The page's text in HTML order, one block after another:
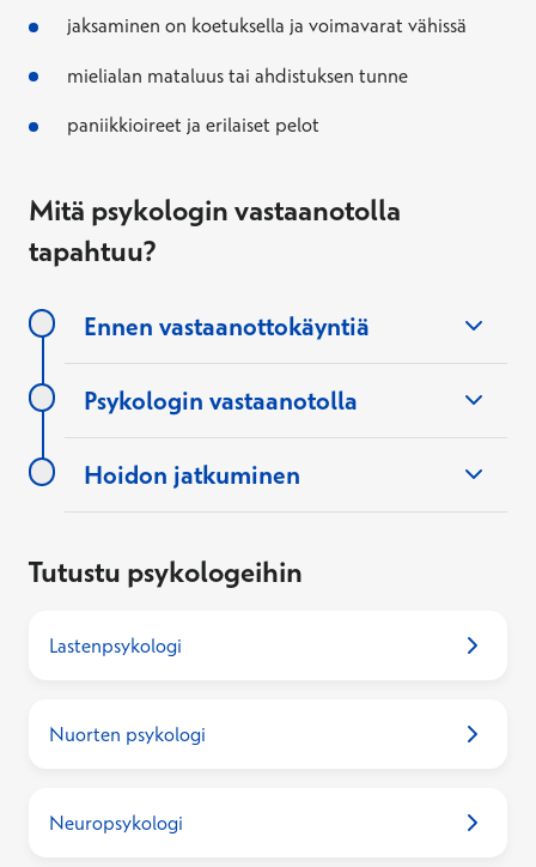
jaksaminen on koetuksella ja voimavarat vähissä
mielialan mataluus tai ahdistuksen tunne
paniikkioireet ja erilaiset pelot
Mitä psykologin vastaanotolla
tapahtuu?
Ennen vastaanottokäyntiä
Psykologin vastaanotolla
Hoidon jatkuminen
Tutustu psykologeihin
Lastenpsykologi
Nuorten psykologi
Neuropsykologi